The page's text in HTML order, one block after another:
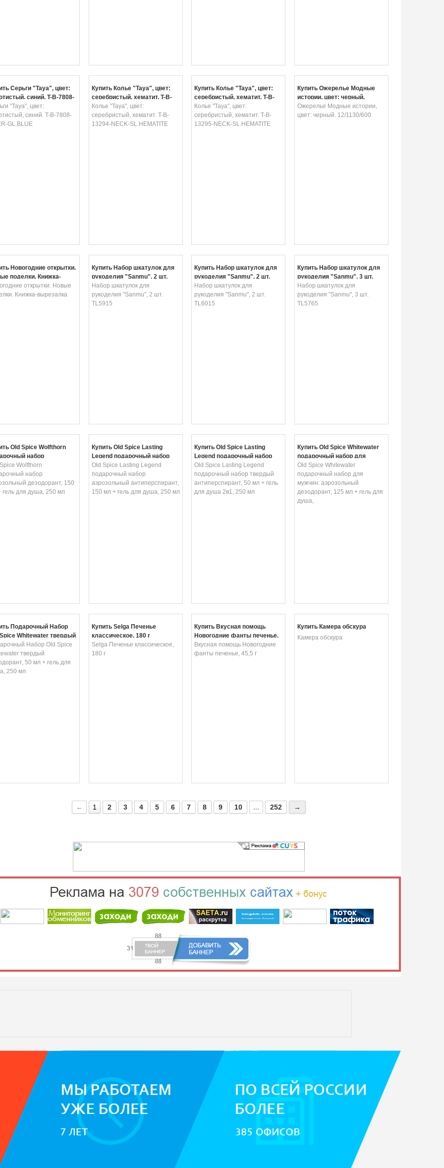
Серьги "Taya", цвет:
синий. T-B-7808-
GL.BLUE
"Taya", цвет:
синий. T-B-7808-
GL.BLUE
Купить Колье "Taya", цвет:
серебристый, хематит. T-B-
13294-NECK-SL.HEMATITE
Колье "Taya", цвет:
серебристый, хематит. T-B-
13294-NECK-SL.HEMATITE
Купить Колье "Taya", цвет:
серебристый, хематит. T-B-
13295-NECK-SL.HEMATITE
Колье "Taya", цвет:
серебристый, хематит. T-B-
13295-NECK-SL.HEMATITE
Купить Ожерелье Модные
истории, цвет: черный.
12/1130/600
Ожерелье Модные истории,
цвет: черный. 12/1130/600
Новогодние открытки.
поделки. Книжка-
открытки. Новые
Книжка-вырезалка
Купить Набор шкатулок для
рукоделия "Sanmu", 2 шт.
TL5915
Набор шкатулок для
рукоделия "Sanmu", 2 шт.
TL5915
Купить Набор шкатулок для
рукоделия "Sanmu", 2 шт.
TL6015
Набор шкатулок для
рукоделия "Sanmu", 2 шт.
TL6015
Купить Набор шкатулок для
рукоделия "Sanmu", 3 шт.
TL5765
Набор шкатулок для
рукоделия "Sanmu", 3 шт.
TL5765
Old Spice Wolfthorn
набор
дезодорант,
+ гель для душа, 250
Wolfthorn
набор
дезодорант, 150
гель для душа, 250 мл
Купить Old Spice Lasting
Legend подарочный набор
аэрозольный
антиперспирант, 150 мл +
гель для душа, 250 мл
Old Spice Lasting Legend
подарочный набор
аэрозольный антиперспирант,
150 мл + гель для душа, 250 мл
Купить Old Spice Lasting
Legend подарочный набор
твердый антиперспирант, 50
мл + гель для душа 2в1, 250
мл
Old Spice Lasting Legend
подарочный набор твердый
антиперспирант, 50 мл + гель
для душа 2в1, 250 мл
Купить Old Spice Whitewater
подарочный набор для
мужчин: аэрозольный
дезодорант, 125 мл + гель
для душа, 250 мл
Old Spice Whitewater
подарочный набор для
мужчин: аэрозольный
дезодорант, 125 мл + гель для
душа,
Подарочный Набор
Whitewater твердый
50 мл + гель для
250 мл
Набор Old Spice
твердый
50 мл + гель для
250 мл
Купить Selga Печенье
классическое, 180 г
Selga Печенье классическое,
180 г
Купить Вкусная помощь
Новогодние фанты печенье,
45,5 г
Вкусная помощь Новогодние
фанты печенье, 45,5 г
Купить Камера обскура
Камера обскура
← 1 2 3 4 5 6 7 8 9 10 ... 252 →